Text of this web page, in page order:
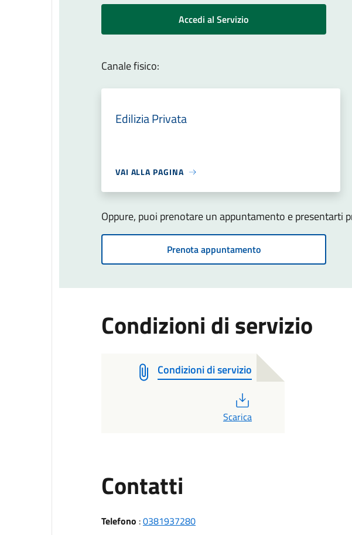
Accedi al Servizio
Canale fisico:
Edilizia Privata
VAI ALLA PAGINA
Oppure, puoi prenotare un appuntamento e presentarti
Prenota appuntamento
Condizioni di servizio
Condizioni di servizio
Scarica
Contatti
Telefono :0381937280